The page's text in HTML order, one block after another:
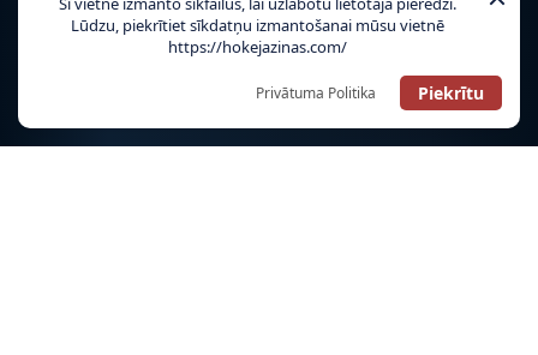
NHL
TIKAI HOKEJAZINAS.COM!
Lūdzu, piekrītiet sīkdatņu izmantošanai mūsu vietnē
https://hokejazinas.com/
Privātuma Politika Piekrītu